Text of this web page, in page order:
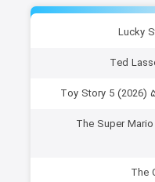
دانلود انیمیشن سوپر ماریو گلکسی The Super Mario